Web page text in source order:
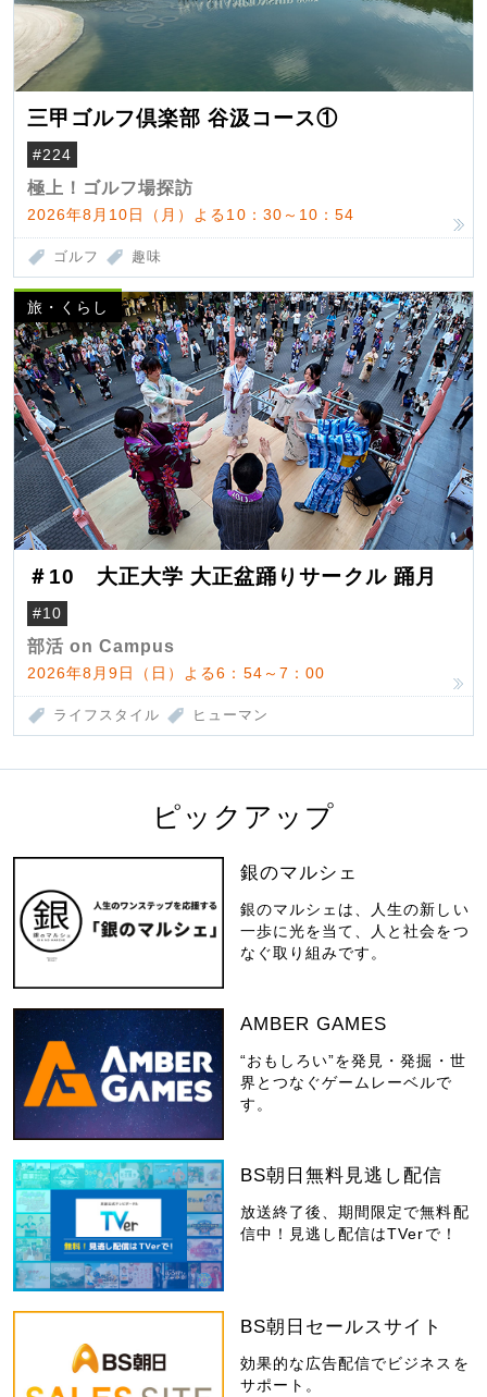
三甲ゴルフ倶楽部 谷汲コース①
#224
極上！ゴルフ場探訪
2026年8月10日（月）よる10：30～10：54
ゴルフ 趣味
旅・くらし
＃10 大正大学 大正盆踊りサークル 踊月
#10
部活 on Campus
2026年8月9日（日）よる6：54～7：00
ライフスタイル ヒューマン
ピックアップ
銀のマルシェ
銀のマルシェは、人生の新しい
一歩に光を当て、人と社会をつ
なぐ取り組みです。
AMBER GAMES
“おもしろい”を発見・発掘・世
界とつなぐゲームレーベルで
す。
BS朝日無料見逃し配信
放送終了後、期間限定で無料配
信中！見逃し配信はTVerで！
BS朝日セールスサイト
効果的な広告配信でビジネスを
サポート。